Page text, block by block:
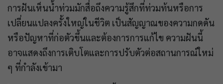
การฝันเห็นน้ำท่วมมักสื่อถึงความรู้สึกที่ท่วมท้นหรือการ
เปลี่ยนแปลงครั้งใหญ่ในชีวิต เป็นสัญญาณของความกดดัน
หรือปัญหาที่ก่อตัวขึ้นและต้องการการแก้ไข ความฝันนี้
อาจแสดงถึงการเติบโตและการปรับตัวต่อสถานการณ์ใหม่
ๆ ที่กำลังเข้ามา